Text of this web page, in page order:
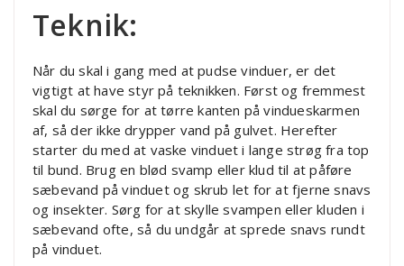
Teknik:
Når du skal i gang med at pudse vinduer, er det
vigtigt at have styr på teknikken. Først og fremmest
skal du sørge for at tørre kanten på vindueskarmen
af, så der ikke drypper vand på gulvet. Herefter
starter du med at vaske vinduet i lange strøg fra top
til bund. Brug en blød svamp eller klud til at påføre
sæbevand på vinduet og skrub let for at fjerne snavs
og insekter. Sørg for at skylle svampen eller kluden i
sæbevand ofte, så du undgår at sprede snavs rundt
på vinduet.